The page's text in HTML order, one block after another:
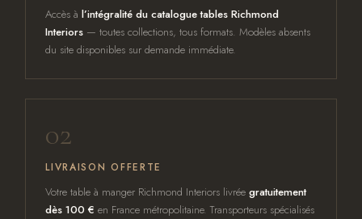
Accès àl’intégralité du catalogue tables Richmond
Interiors — toutes collections, tous formats. Modèles absents
du site disponibles sur demande immédiate.
02
LIVRAISON OFFERTE
Votre table à manger Richmond Interiors livréegratuitement
dès 100 € en France métropolitaine. Transporteurs spécialisés